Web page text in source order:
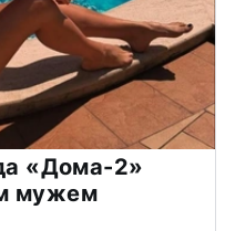
«Дома-2»
мужем